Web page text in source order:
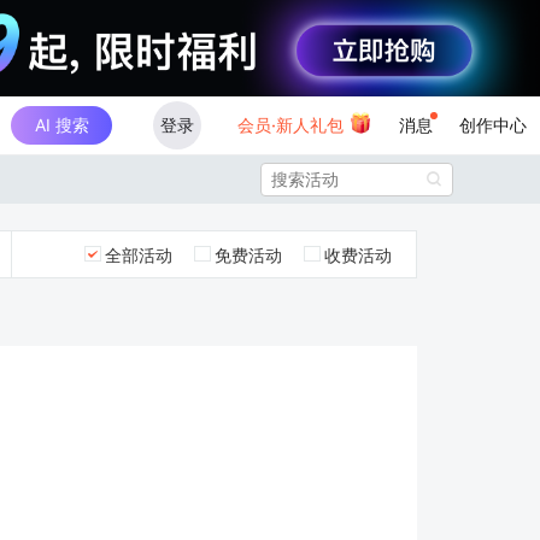
AI 搜索 登录 会员·新人礼包 消息 创作中心

全部活动 免费活动 收费活动